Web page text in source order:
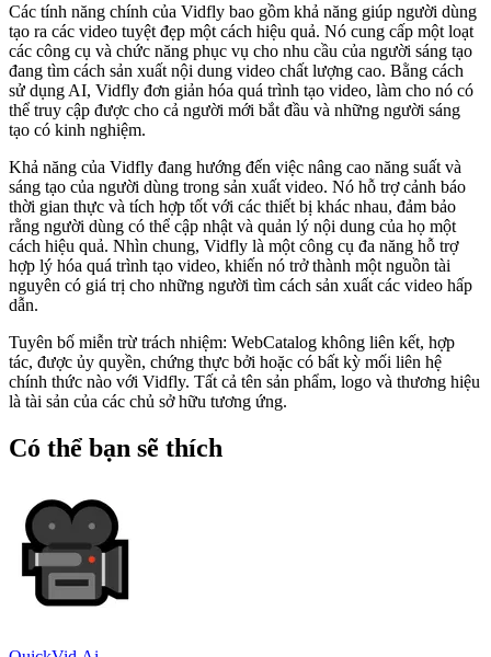
Các tính năng chính của Vidfly bao gồm khả năng giúp người dùng
tạo ra các video tuyệt đẹp một cách hiệu quả. Nó cung cấp một loạt
các công cụ và chức năng phục vụ cho nhu cầu của người sáng tạo
đang tìm cách sản xuất nội dung video chất lượng cao. Bằng cách
sử dụng AI, Vidfly đơn giản hóa quá trình tạo video, làm cho nó có
thể truy cập được cho cả người mới bắt đầu và những người sáng
tạo có kinh nghiệm.
Khả năng của Vidfly đang hướng đến việc nâng cao năng suất và
sáng tạo của người dùng trong sản xuất video. Nó hỗ trợ cảnh báo
thời gian thực và tích hợp tốt với các thiết bị khác nhau, đảm bảo
rằng người dùng có thể cập nhật và quản lý nội dung của họ một
cách hiệu quả. Nhìn chung, Vidfly là một công cụ đa năng hỗ trợ
hợp lý hóa quá trình tạo video, khiến nó trở thành một nguồn tài
nguyên có giá trị cho những người tìm cách sản xuất các video hấp
dẫn.
Tuyên bố miễn trừ trách nhiệm: WebCatalog không liên kết, hợp
tác, được ủy quyền, chứng thực bởi hoặc có bất kỳ mối liên hệ
chính thức nào với Vidfly. Tất cả tên sản phẩm, logo và thương hiệu
là tài sản của các chủ sở hữu tương ứng.
Có thể bạn sẽ thích